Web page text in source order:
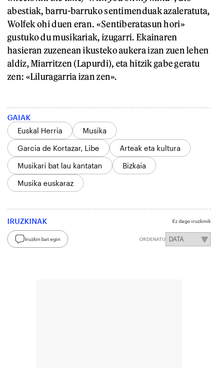
abestiak, barru-barruko sentimenduak azaleratuta,
Wolfek ohi duen eran. «Sentiberatasun hori»
gustuko du musikariak, izugarri. Ekainaren
hasieran zuzenean ikusteko aukera izan zuen lehen
aldiz, Miarritzen (Lapurdi), eta hitzik gabe geratu
zen: «Liluragarria izan zen».
GAIAK
Euskal Herria
Musika
Garcia de Kortazar, Libe
Arteak eta kultura
Musikari bat lau kantatan
Bizkaia
Musika euskaraz
IRUZKINAK Ez dago iruzkinik
Iruzkin bat egin ORDENATU